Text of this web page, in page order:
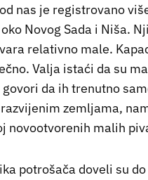
nas je registrovano
Novog Sada i Niša.
relativno male.
Valja istaći da su
da ih trenutno
zemljama,
novootvorenih malih
potrošača doveli su